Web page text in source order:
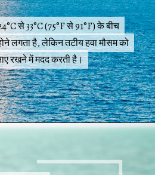
से 33°C (75°F से 91°F) के बीच
लगता है, लेकिन तटीय हवा मौसम को
रखने में मदद करती है।
से 33°C (75°F से 91°F) के बीच
लगता है, लेकिन तटीय हवा मौसम को
रखने में मदद करती है।